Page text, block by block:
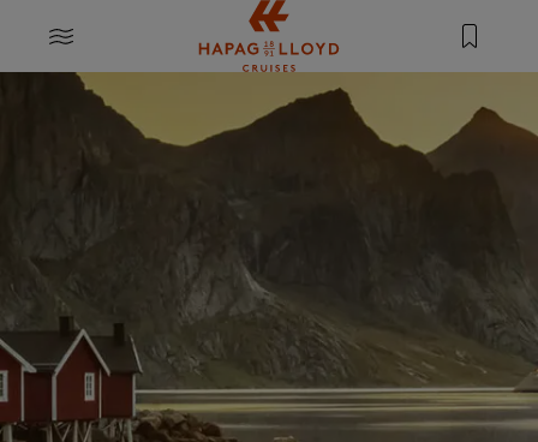
Springe zum Hauptinhalt
MENU